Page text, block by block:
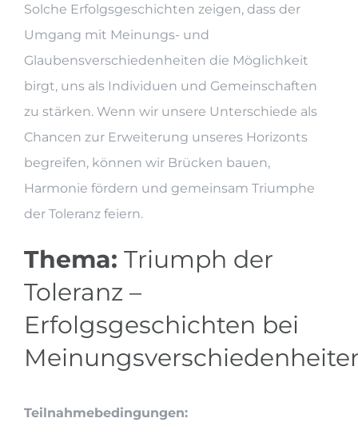
Solche Erfolgsgeschichten zeigen, dass der
Umgang mit Meinungs- und
Glaubensverschiedenheiten die Möglichkeit
birgt, uns als Individuen und Gemeinschaften
zu stärken. Wenn wir unsere Unterschiede als
Chancen zur Erweiterung unseres Horizonts
begreifen, können wir Brücken bauen,
Harmonie fördern und gemeinsam Triumphe
der Toleranz feiern.
Thema: Triumph der
Toleranz –
Erfolgsgeschichten bei
Teilnahmebedingungen: